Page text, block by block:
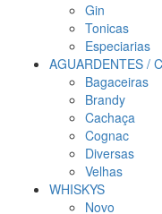
Gin
Tonicas
Especiarias
AGUARDENTES /
Bagaceiras
Brandy
Cachaça
Cognac
Diversas
Velhas
WHISKYS
Novo